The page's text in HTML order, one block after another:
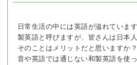
日常生活の中には英語が溢れていま
製英語と呼びますが、皆さんは日本
そのことはメリットだと思いますか
音や英語では通じない和製英語を使